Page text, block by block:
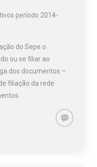
período 2014-
do Sepe o
ou se filiar ao
dos documentos –
filiação da rede